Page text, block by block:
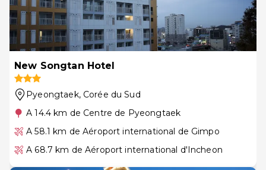
New Songtan Hotel
Pyeongtaek, Corée du Sud
A 14.4 km de Centre de Pyeongtaek
A 58.1 km de Aéroport international de Gimpo
A 68.7 km de Aéroport international d'Incheon